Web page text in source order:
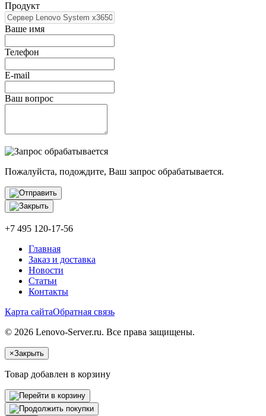
Продукт
Ваше имя
Телефон
E-mail
Ваш вопрос
Пожалуйста, подождите, Ваш запрос обрабатывается.
+7 495 120-17-56
Главная
Заказ и доставка
Новости
Статьи
Контакты
Карта сайтаОбратная связь
© 2026 Lenovo-Server.ru. Все права защищены.
×Закрыть
Товар добавлен в корзину